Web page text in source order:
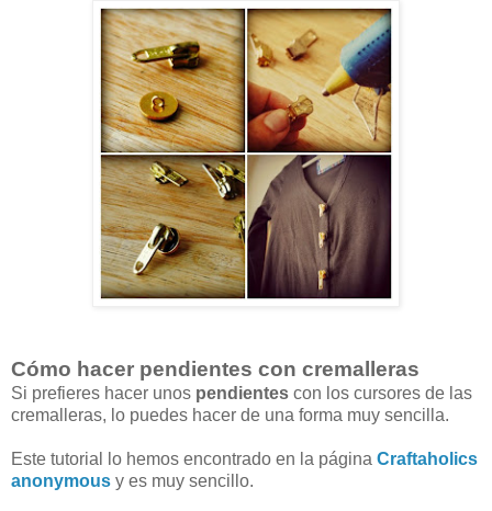
Cómo hacer pendientes con cremalleras
Si prefieres hacer unos pendientes con los cursores de las
cremalleras, lo puedes hacer de una forma muy sencilla.
Este tutorial lo hemos encontrado en la página Craftaholics
anonymous y es muy sencillo.